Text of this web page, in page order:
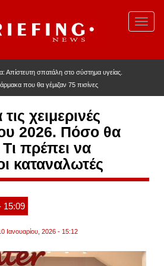
Απίστευτη σπατάλη στο σύστημα υγείας.
που θα γέμιζαν 75 πισίνες
χειμερινές
2026. Πόσο θα
πρέπει να
καταναλωτές
15:09
Ιανουαρίου, 2026 - 15:12